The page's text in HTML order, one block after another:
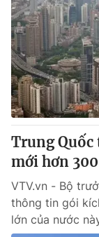
Trung
mới hơn
VTV.vn - Bộ
thông tin gói
lớn của nước